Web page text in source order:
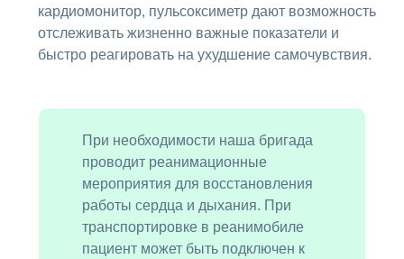
кардиомонитор, пульсоксиметр дают возможность
отслеживать жизненно важные показатели и
быстро реагировать на ухудшение самочувствия.
При необходимости наша бригада
проводит реанимационные
мероприятия для восстановления
работы сердца и дыхания. При
транспортировке в реанимобиле
пациент может быть подключен к